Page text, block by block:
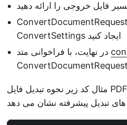
فایل خروجی را ارائه دهید
ConvertDocumentRequest را با
ConvertSettings ایجاد کنید
مثال کد زیر نحوه تبدیل فایل PDF به سند Word را با